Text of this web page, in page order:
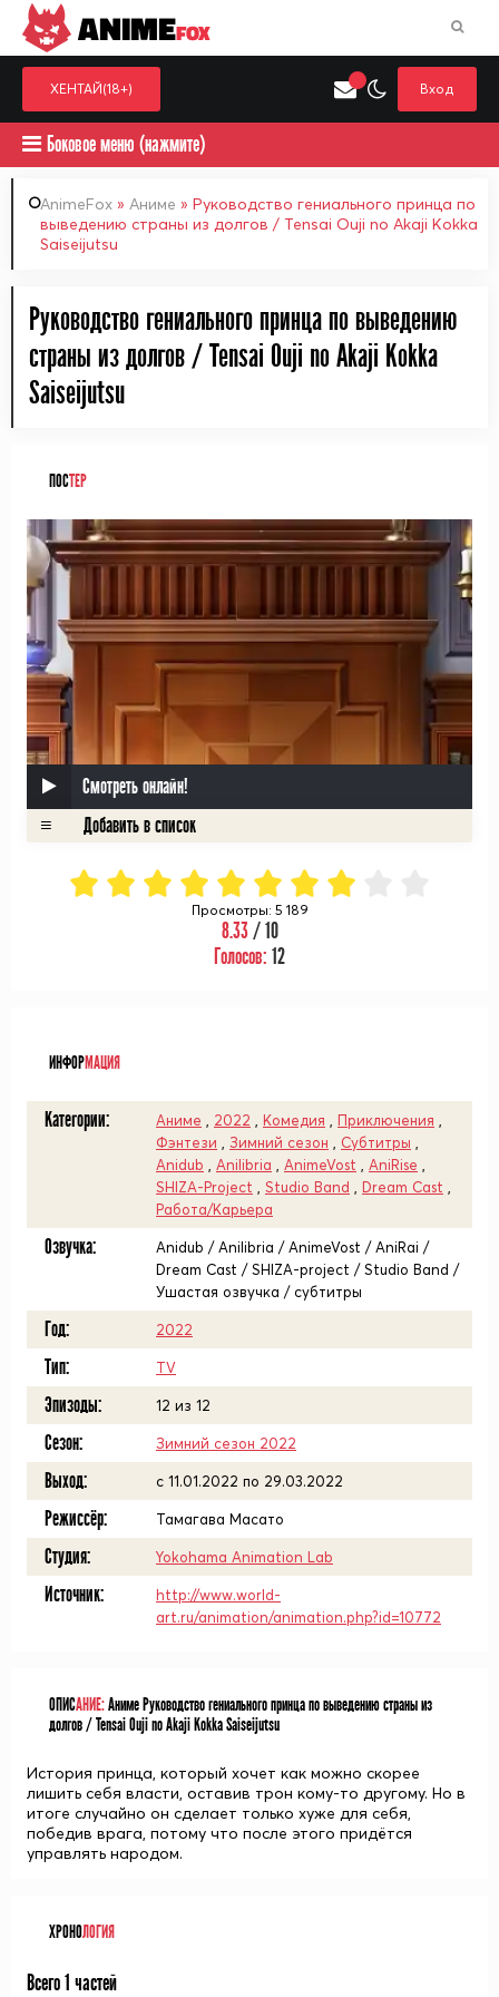
ANIMEFOX
ХЕНТАЙ(18+) Вход
Боковое меню (нажмите)
AnimeFox » Аниме » Руководство гениального принца по
выведению страны из долгов / Tensai Ouji no Akaji Kokka
Saiseijutsu
Руководство гениального принца по выведению
страны из долгов / Tensai Ouji no Akaji Kokka
Saiseijutsu
ПОСТЕР
Смотреть онлайн!
Просмотры: 5 189
8.33/ 10
Голосов: 12
ИНФОРМАЦИЯ
Категории: Аниме 2022 Комедия Приключения
Фэнтези
Зимний сезон Субтитры
Anidub
Anilibria AnimeVost AniRise
SHIZA-Project
Studio Band Dream Cast
Работа/Карьера
Озвучка:
Anidub / Anilibria / AnimeVost / AniRai /
Dream Cast / SHIZA-project / Studio Band /
Ушастая озвучка / субтитры
Год: 2022
Тип: TV
Эпизоды: 12 из 12
Сезон: Зимний сезон 2022
Выход: c 11.01.2022 по 29.03.2022
Режиссёр: Тамагава Масато
Студия: Yokohama Animation Lab
Источник:
http://www.world-
art.ru/animation/animation.php?id=10772
ОПИСАНИЕ:Аниме Руководство гениального принца по выведению страны из
долгов / Tensai Ouji no Akaji Kokka Saiseijutsu
История принца, который хочет как можно скорее
лишить себя власти, оставив трон кому-то другому. Но в
итоге случайно он сделает только хуже для себя,
победив врага, потому что после этого придётся
управлять народом.
ХРОНОЛОГИЯ
Всего 1 частей